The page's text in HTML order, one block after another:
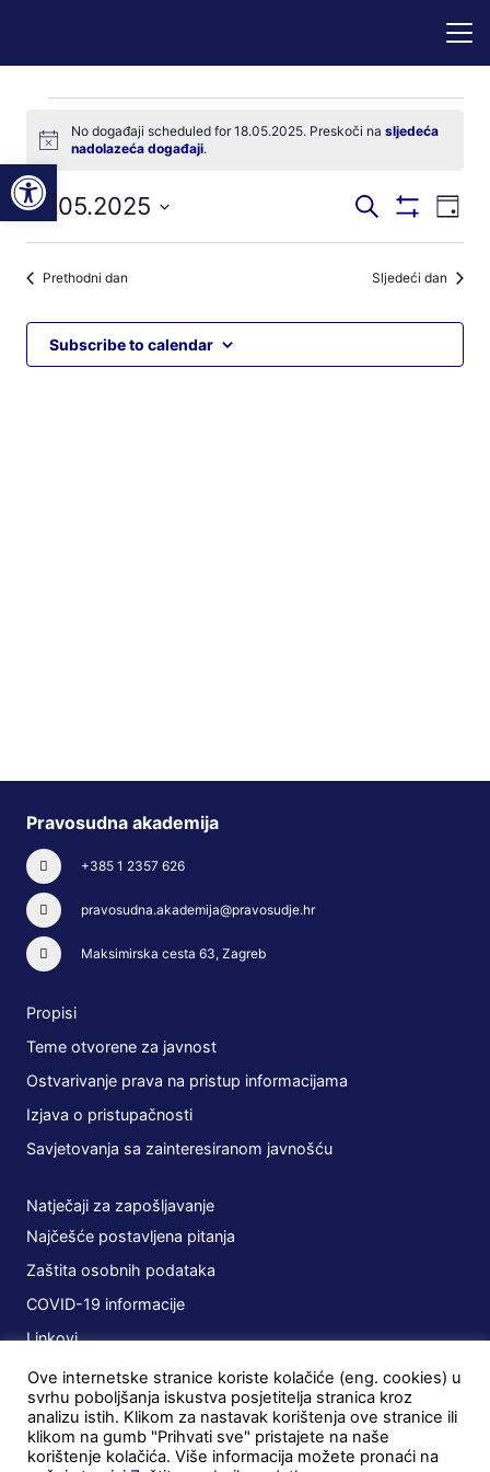
Događaji
for
18.05.2025
Notice
No događaji scheduled for 18.05.2025. Preskoči na sljedeća
nadolazeća događaji.
Događaji
pretraga
Pretraži
Filtere
Dan
18.05.2025
Odaberite
datum.
Prethodni dan Sljedeći dan
Subscribe to calendar
Pravosudna akademija
+385 1 2357 626
pravosudna.akademija@pravosudje.hr
Maksimirska cesta 63, Zagreb
Propisi
Teme otvorene za javnost
Ostvarivanje prava na pristup informacijama
Izjava o pristupačnosti
Savjetovanja sa zainteresiranom javnošću
Natječaji za zapošljavanje
Najčešće postavljena pitanja
Zaštita osobnih podataka
COVID-19 informacije
Linkovi
Planovi
Javna nabava
Ugovori
Ove internetske stranice koriste kolačiće (eng. cookies) u
svrhu poboljšanja iskustva posjetitelja stranica kroz
analizu istih. Klikom za nastavak korištenja ove stranice ili
klikom na gumb "Prihvati sve" pristajete na naše
korištenje kolačića. Više informacija možete pronaći na
Open toolbar